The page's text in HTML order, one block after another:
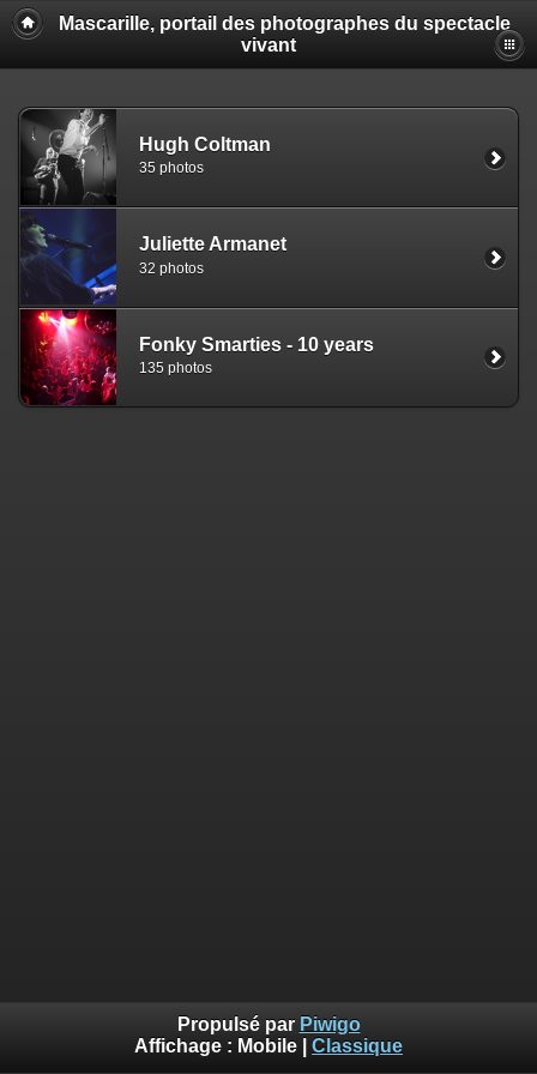
Mascarille, portail des photographes du spectacle
vivant
Hugh Coltman
35 photos
Juliette Armanet
32 photos
Fonky Smarties - 10 years
135 photos
Propulsé par Piwigo
Affichage : Mobile Classique